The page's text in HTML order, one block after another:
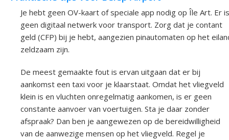
Je hebt geen OV-kaart of speciale app nodig op Île Art. Er is
geen digitaal netwerk voor transport. Zorg dat je contant
geld (CFP) bij je hebt, aangezien pinautomaten op het
zeldzaam zijn.
De meest gemaakte fout is ervan uitgaan dat er bij
aankomst een taxi voor je klaarstaat. Omdat het vliegveld
klein is en vluchten onregelmatig aankomen, is er geen
constante aanvoer van voertuigen. Sta je daar zonder
afspraak? Dan ben je aangewezen op de bereidwilligheid
van de aanwezige mensen op het vliegveld. Regel je